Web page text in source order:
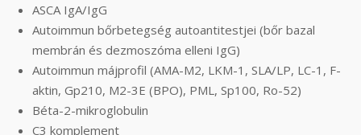
ASCA IgA/IgG
Autoimmun bőrbetegség autoantitestjei (bőr bazal
membrán és dezmoszóma elleni IgG)
Autoimmun májprofil (AMA-M2, LKM-1, SLA/LP, LC-1, F-
aktin, Gp210, M2-3E (BPO), PML, Sp100, Ro-52)
Béta-2-mikroglobulin
C3 komplement